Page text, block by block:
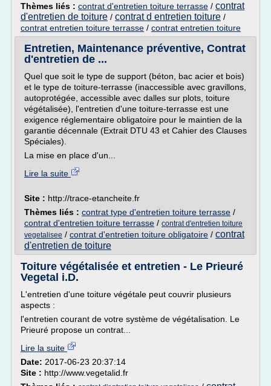
Thèmes liés : contrat d'entretien toiture terrasse / contrat
d'entretien de toiture / contrat d entretien toiture /
contrat entretien toiture terrasse / contrat entretien toiture
Entretien, Maintenance préventive, Contrat
d'entretien de ...
Quel que soit le type de support (béton, bac acier et bois)
et le type de toiture-terrasse (inaccessible avec gravillons,
autoprotégée, accessible avec dalles sur plots, toiture
végétalisée), l'entretien d'une toiture-terrasse est une
exigence réglementaire obligatoire pour le maintien de la
garantie décennale (Extrait DTU 43 et Cahier des Clauses
Spéciales).
La mise en place d'un...
Lire la suite
Site : http://trace-etancheite.fr
Thèmes liés : contrat type d'entretien toiture terrasse /
contrat d'entretien toiture terrasse / contrat d'entretien toiture
vegetalisee / contrat d'entretien toiture obligatoire / contrat
d'entretien de toiture
Toiture végétalisée et entretien - Le Prieuré
Vegetal i.D.
L'entretien d'une toiture végétale peut couvrir plusieurs
aspects :
l'entretien courant de votre système de végétalisation. Le
Prieuré propose un contrat...
Lire la suite
Date: 2017-06-23 20:37:14
Site : http://www.vegetalid.fr